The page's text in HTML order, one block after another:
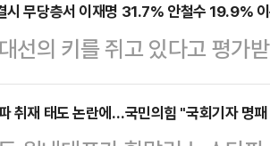
서 42.8%를 얻으며 다른 여
기록했다.데일리안이 여론
일 100% 무선 RDD
아야 할 사람은 누구라고 생
시 무당층서 이재명 31.7% 안철수 19.9%
선의 키를 쥐고 있다고 평가
불어민주당 예비후보, 안철
간 3자 가상 대결을 실시한
취재 태도 논란에…국민의힘 "국회기자 명